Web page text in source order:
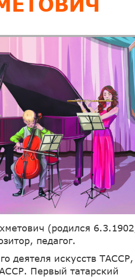
(родился
педагог.
деятеля искусств
Первый татарский